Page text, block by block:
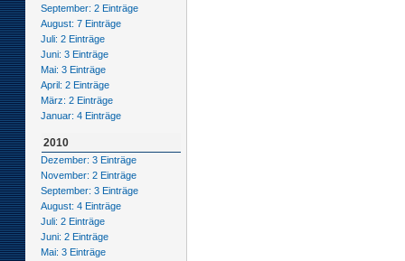
September: 2 Einträge
August: 7 Einträge
Juli: 2 Einträge
Juni: 3 Einträge
Mai: 3 Einträge
April: 2 Einträge
März: 2 Einträge
Januar: 4 Einträge
2010
Dezember: 3 Einträge
November: 2 Einträge
September: 3 Einträge
August: 4 Einträge
Juli: 2 Einträge
Juni: 2 Einträge
Mai: 3 Einträge